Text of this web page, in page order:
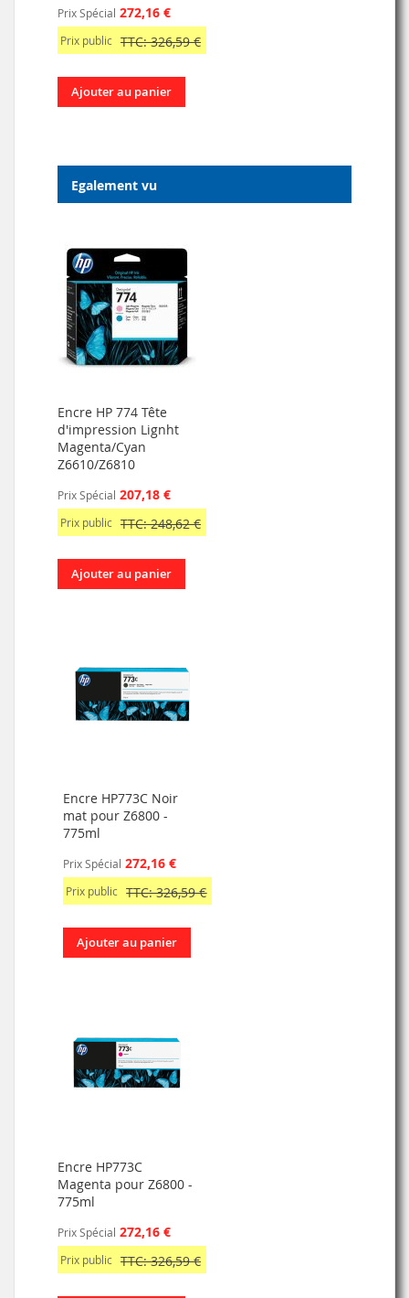
Prix Spécial 272,16 €
Prix public TTC: 326,59 €
Ajouter au panier
Egalement vu
Encre HP 774 Tête
d'impression Lignht
Magenta/Cyan
Z6610/Z6810
Prix Spécial 207,18 €
Prix public TTC: 248,62 €
Ajouter au panier
Encre HP773C Noir
mat pour Z6800 -
775ml
Prix Spécial 272,16 €
Prix public TTC: 326,59 €
Ajouter au panier
Encre HP773C
Magenta pour Z6800 -
775ml
Prix Spécial 272,16 €
Prix public TTC: 326,59 €